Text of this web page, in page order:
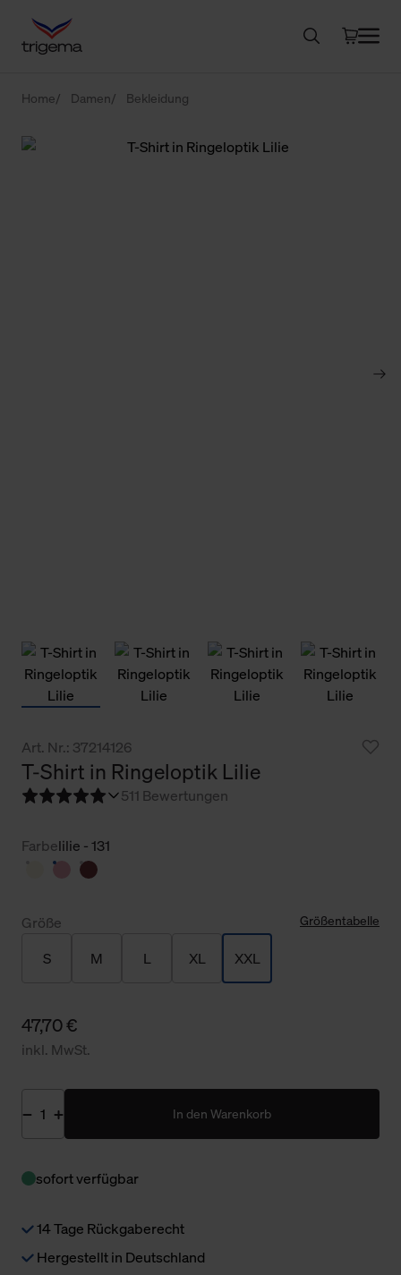
Home Damen Bekleidung
Art. Nr.: 37214126
T-Shirt in Ringeloptik Lilie
511 Bewertungen
Farbelilie - 131
Größe Größentabelle
S M L XL XXL
47,70 €
inkl. MwSt.
In den Warenkorb
sofort verfügbar
14 Tage Rückgaberecht
Hergestellt in Deutschland